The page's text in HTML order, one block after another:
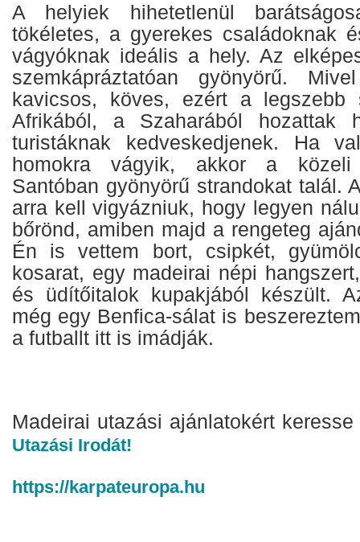
A helyiek hihetetlenül
tökéletes, a gyerekes családoknak
vágyóknak ideális a hely. Az
szemkápráztatóan gyönyörű.
kavicsos, köves, ezért a legszebb
Afrikából, a Szaharából hozattak
turistáknak kedveskedjenek. Ha
homokra vágyik, akkor a közeli
Santóban gyönyörű strandokat talál.
arra kell vigyázniuk, hogy legyen
bőrönd, amiben majd a rengeteg
Én is vettem bort, csipkét,
kosarat, egy madeirai népi
és üdítőitalok kupakjából készült.
még egy Benfica-sálat is
a futballt itt is imádják.
Madeirai utazási ajánlatokért
Utazási Irodát!
https://karpateuropa.hu